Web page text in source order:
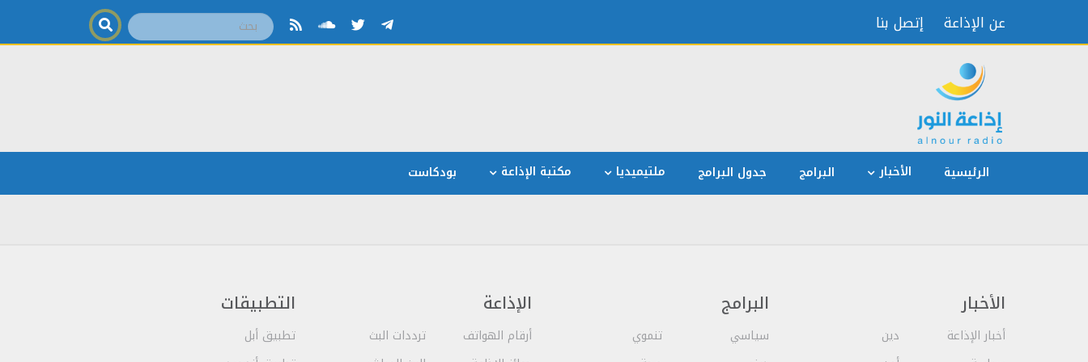
عن الإذاعة إتصل بنا
الرئيسية الأخبار البرامج جدول البرامج ملتيميديا مكتبة الإذاعة بودكاست
الأخبار
أخبار الإذاعة
دين
البرامج
سياسي
تنموي
الإذاعة
أرقام الهواتف
ترددات البث
التطبيقات
تطبيق أبل